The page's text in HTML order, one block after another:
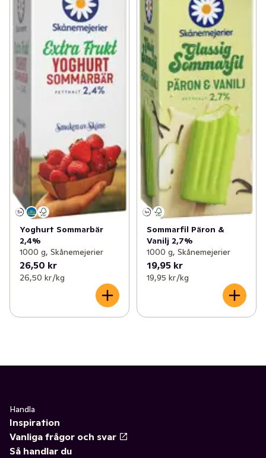
Yoghurt Sommarbär
2,4%
1000 g, Skånemejerier
26,50 kr
26,50 kr /kg
Sommarfil Päron &
Vanilj 2,7%
1000 g, Skånemejerier
19,95 kr
19,95 kr /kg
Handla
Inspiration
Vanliga frågor och svar
Så handlar du